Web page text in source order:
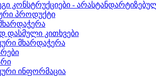
კონსტრუქციები -
პროდუქტი
დასმული კითხვები
მხარდაჭერა
ინფორმაცია